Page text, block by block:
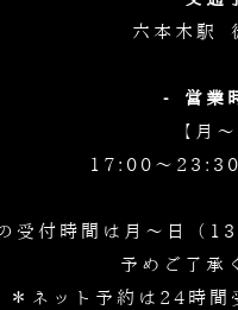
六本木駅
- 営業
【月
17:00～
受付時間は月～日（
予めご了承
＊ネット予約は24時間